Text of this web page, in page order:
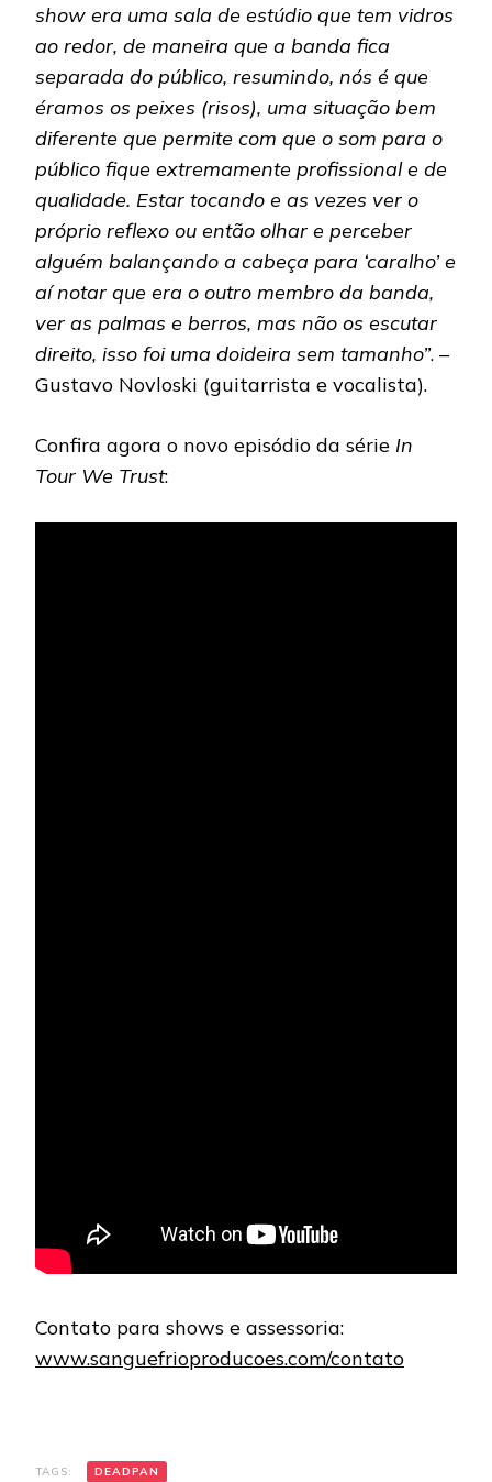
show era uma sala de estúdio que tem vidros
ao redor, de maneira que a banda fica
separada do público, resumindo, nós é que
éramos os peixes (risos), uma situação bem
diferente que permite com que o som para o
público fique extremamente profissional e de
qualidade. Estar tocando e as vezes ver o
próprio reflexo ou então olhar e perceber
alguém balançando a cabeça para ‘caralho’ e
aí notar que era o outro membro da banda,
ver as palmas e berros, mas não os escutar
direito, isso foi uma doideira sem tamanho”. –
Gustavo Novloski (guitarrista e vocalista).
Confira agora o novo episódio da série In
Tour We Trust:
Contato para shows e assessoria:
www.sanguefrioproducoes.com/contato
TAGS: DEADPAN